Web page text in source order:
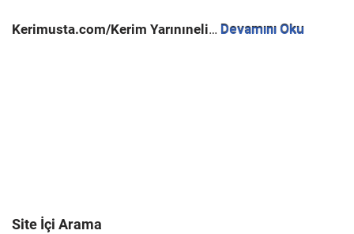
Kerimusta.com/Kerim Yarınıneli… Devamını Oku
Site İçi Arama